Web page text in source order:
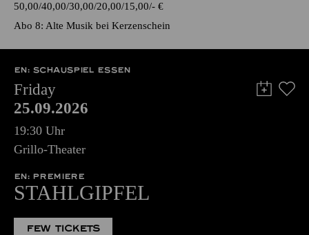
50,00 40,00 30,00 20,00 15,00 - €
Abo 8: Alte Musik bei Kerzenschein
EN: SCHAUSPIEL ESSEN
Friday
25.09.2026
19:30 Uhr
Grillo-Theater
EN: PREMIERE
STAHLGIPFEL
FEW TICKETS